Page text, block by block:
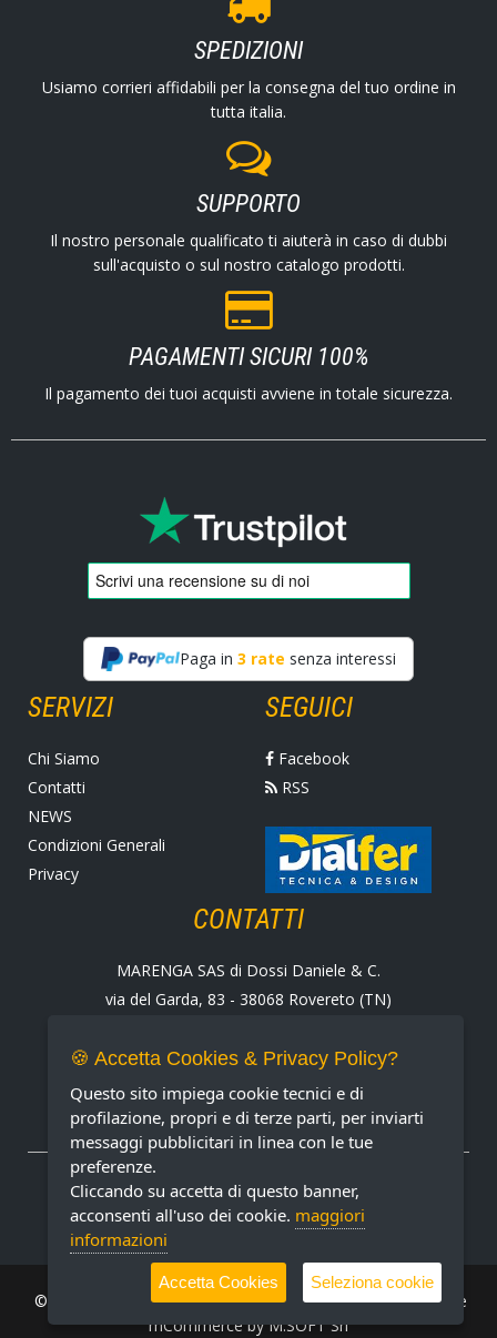
SPEDIZIONI
Usiamo corrieri affidabili per la consegna del tuo ordine in
tutta italia.
SUPPORTO
Il nostro personale qualificato ti aiuterà in caso di dubbi
sull'acquisto o sul nostro catalogo prodotti.
PAGAMENTI SICURI 100%
Il pagamento dei tuoi acquisti avviene in totale sicurezza.
Paga in 3 rate senza interessi
SERVIZI
Chi Siamo
Contatti
NEWS
Condizioni Generali
Privacy
SEGUICI
Facebook
RSS
CONTATTI
MARENGA SAS di Dossi Daniele & C.
via del Garda, 83 - 38068 Rovereto (TN)
Fax +39 0464 430938
E-mail: marenga@marenga.it
Partita IVA IT02232370227
METODI DI PAGAMENTO ACCETTATI
© MARENGA Srl 2022 All rights reserved. Design & Software
mCommerce byM.SOFT Srl
🍪 Accetta Cookies & Privacy Policy?
Questo sito impiega cookie tecnici e di
profilazione, propri e di terze parti, per inviarti
messaggi pubblicitari in linea con le tue
preferenze.
Cliccando su accetta di questo banner,
acconsenti all'uso dei cookie. maggiori
informazioni
Accetta Cookies Seleziona cookie